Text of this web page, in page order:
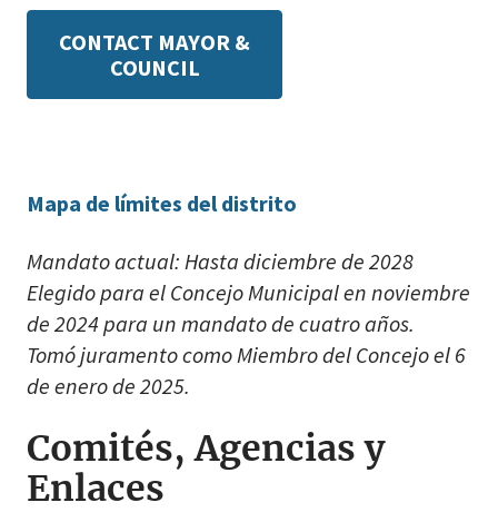
CONTACT MAYOR &
COUNCIL
Mapa de límites del distrito
Mandato actual: Hasta diciembre de 2028
Elegido para el Concejo Municipal en noviembre
de 2024 para un mandato de cuatro años.
Tomó juramento como Miembro del Concejo el 6
de enero de 2025.
Comités, Agencias y
Enlaces